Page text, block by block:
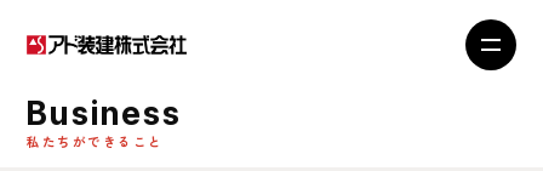
Business
私たちができること